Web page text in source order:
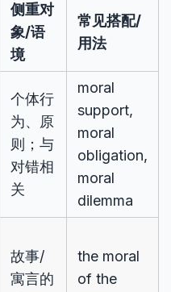
侧重对
象/语
境
常见搭配/
用法
个体行
为、原
则；与
对错相
关
moral
support,
moral
obligation,
moral
dilemma
故事/
寓言的
the moral
of the